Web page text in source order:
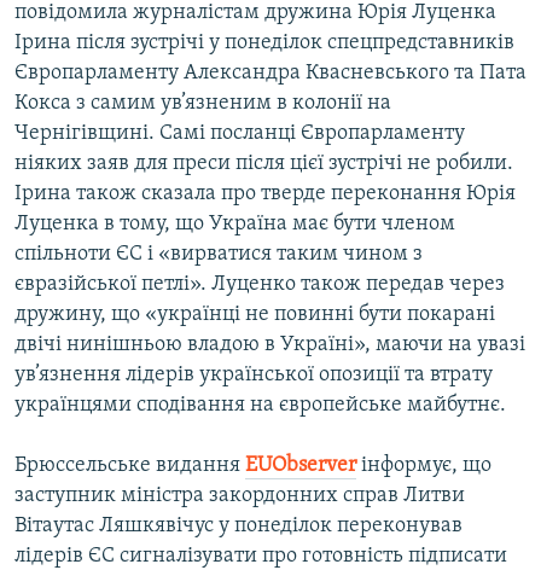
повідомила журналістам дружина Юрія Луценка
Ірина після зустрічі у понеділок спецпредставників
Європарламенту Александра Квасневського та Пата
Кокса з самим ув’язненим в колонії на
Чернігівщині. Самі посланці Європарламенту
ніяких заяв для преси після цієї зустрічі не робили.
Ірина також сказала про тверде переконання Юрія
Луценка в тому, що Україна має бути членом
спільноти ЄС і «вирватися таким чином з
євразійської петлі». Луценко також передав через
дружину, що «українці не повинні бути покарані
двічі нинішньою владою в Україні», маючи на увазі
ув’язнення лідерів української опозиції та втрату
українцями сподівання на європейське майбутнє.
Брюссельське видання EUObserverінформує, що
заступник міністра закордонних справ Литви
Вітаутас Ляшкявічус у понеділок переконував
лідерів ЄС сигналізувати про готовність підписати